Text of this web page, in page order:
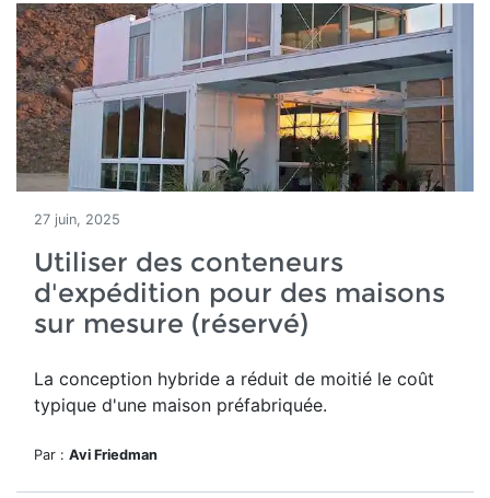
27 juin, 2025
Utiliser des conteneurs
d'expédition pour des maisons
sur mesure (réservé)
La conception hybride a réduit de moitié le coût
typique d'une maison préfabriquée.
Par : Avi Friedman